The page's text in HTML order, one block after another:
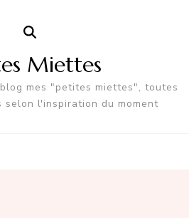
Miettes
mes "petites miettes", toutes
selon l'inspiration du moment